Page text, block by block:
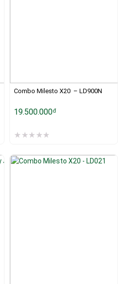
Combo Milesto X20  – LD900N
19.500.000đ